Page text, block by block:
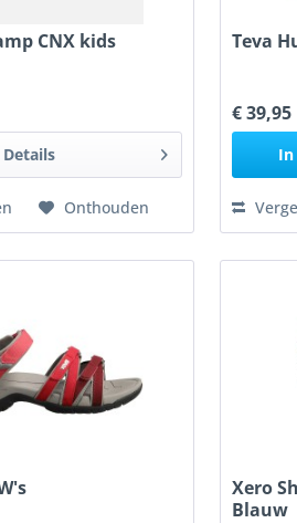
CNX kids
Details
Onthouden
Teva
€ 39,95
Xero
Blauw